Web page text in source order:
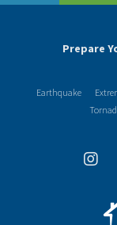
Prepare
Earthquake